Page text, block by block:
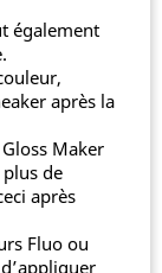
également
après la
Maker
de
après
Fluo ou